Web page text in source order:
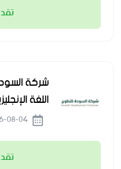
شركة
اللغة